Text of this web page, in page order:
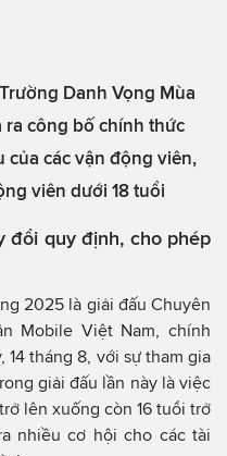
Danh Vọng Mùa
công bố chính thức
của các vận động viên,
viên dưới 18 tuổi
đổi quy định, cho phép
2025 là giải đấu Chuyên
Mobile Việt Nam, chính
tháng 8, với sự tham gia
giải đấu lần này là việc
lên xuống còn 16 tuổi trở
nhiều cơ hội cho các tài